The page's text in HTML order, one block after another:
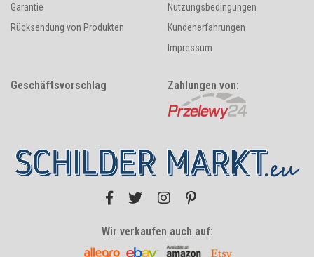
Garantie
Rücksendung von Produkten
Nutzungsbedingungen
Kundenerfahrungen
Impressum
Geschäftsvorschlag Zahlungen von:
Wir verkaufen auch auf: